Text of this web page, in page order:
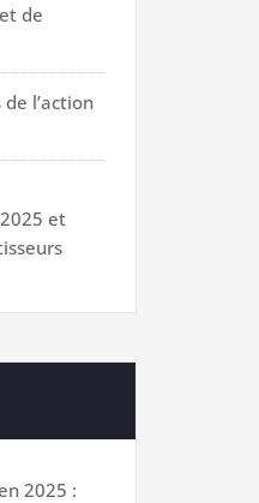
de
l’action
et
2025 :